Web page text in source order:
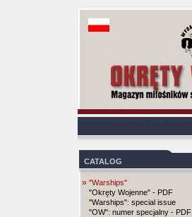
CATALOG
» "Warships"
"Okręty Wojenne" - PDF
"Warships": special issue
"OW": numer specjalny - PDF